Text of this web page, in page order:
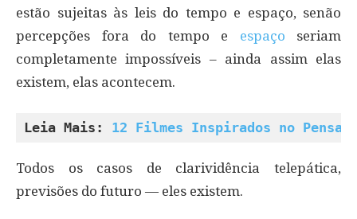
estão sujeitas às leis do tempo e espaço, senão
percepções fora do tempo e espaço seriam
completamente impossíveis – ainda assim elas
existem, elas acontecem.
Leia Mais: 12 Filmes Inspirados no
Todos os casos de clarividência telepática,
previsões do futuro — eles existem.